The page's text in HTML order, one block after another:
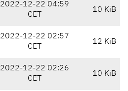
2022-12-22 04:59
CET
10 KiB
2022-12-22 02:57
CET
12 KiB
2022-12-22 02:26
CET
10 KiB